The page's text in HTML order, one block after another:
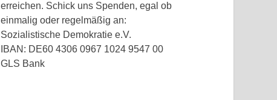
erreichen. Schick uns Spenden, egal ob
einmalig oder regelmäßig an:
Sozialistische Demokratie e.V.
IBAN: DE60 4306 0967 1024 9547 00
GLS Bank